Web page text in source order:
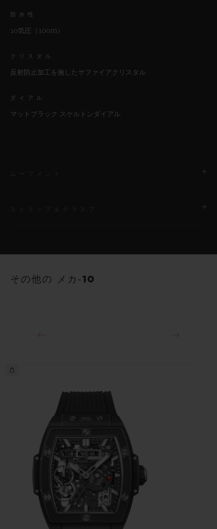
防水性
10気圧（100m）
クリスタル
反射防止加工を施したサファイアクリスタル
ダイアル
マットブラック スケルトンダイアル
ストラップ
その他の メカ‐10